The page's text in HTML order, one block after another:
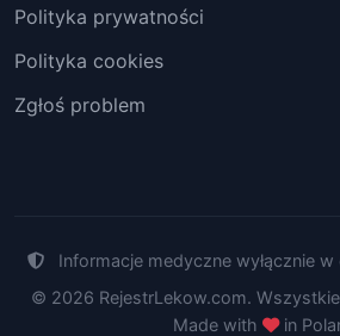
Polityka prywatności
Polityka cookies
Zgłoś problem
Informacje medyczne wyłącznie
© 2026 RejestrLekow.com.
Made with
in